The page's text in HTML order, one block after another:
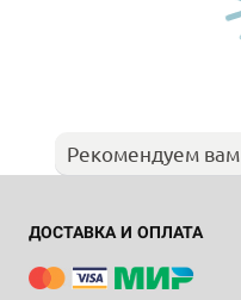
Рекомендуем вам
ДОСТАВКА И ОПЛАТА